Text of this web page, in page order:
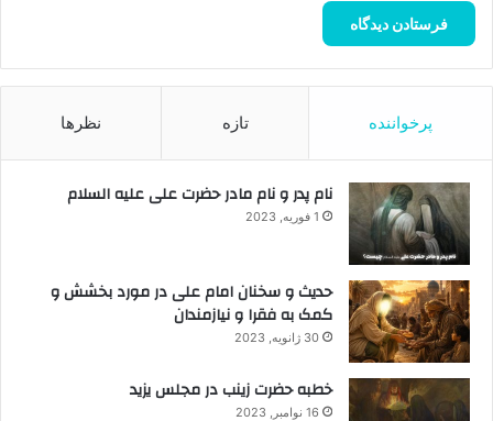
پرخواننده تازه نظرها
نام پدر و نام مادر حضرت علی علیه السلام
1 فوریه, 2023
حدیث و سخنان امام علی در مورد بخشش و
کمک به فقرا و نیازمندان
30 ژانویه, 2023
خطبه حضرت زینب در مجلس یزید
16 نوامبر, 2023